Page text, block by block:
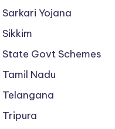
Sarkari Yojana
Sikkim
State Govt Schemes
Tamil Nadu
Telangana
Tripura